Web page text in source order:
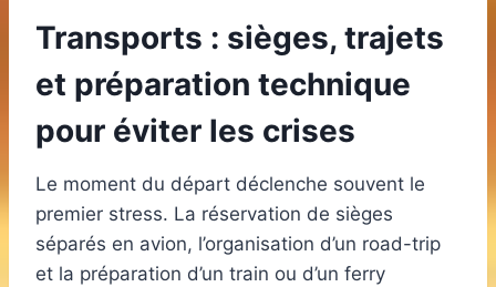
Transports : sièges, trajets
et préparation technique
pour éviter les crises
Le moment du départ déclenche souvent le
premier stress. La réservation de sièges
séparés en avion, l’organisation d’un road-trip
et la préparation d’un train ou d’un ferry